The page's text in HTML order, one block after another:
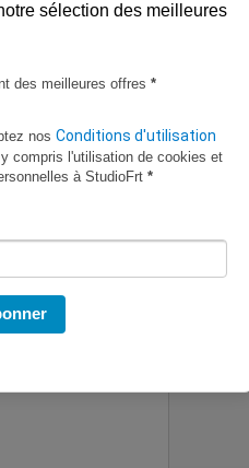
offerts à partir
sélection des meilleures
des meilleures offres *
nos Conditions d'utilisation
compris l'utilisation de cookies et
à StudioFrt *